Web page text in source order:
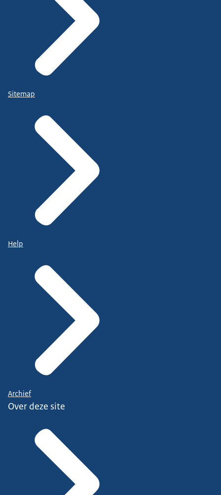
Sitemap
Help
Archief
Over deze site